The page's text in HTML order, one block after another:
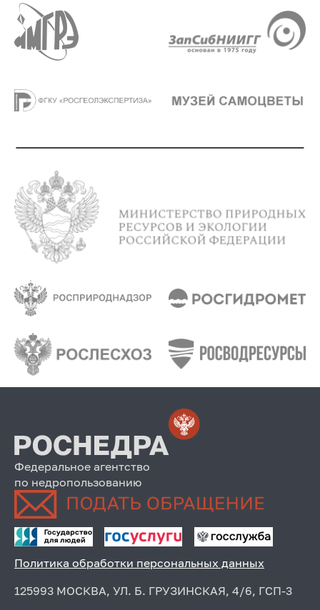
Федеральное агентство
по недропользованию
Политика обработки персональных данных
125993 МОСКВА, УЛ. Б. ГРУЗИНСКАЯ, 4/6, ГСП-3